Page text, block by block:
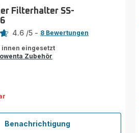
Benachrichtigung
Zylindrischer
Filterhalter SS-
4.6 /5 - 8 Bewertungen
eingesetzt
Zubehör